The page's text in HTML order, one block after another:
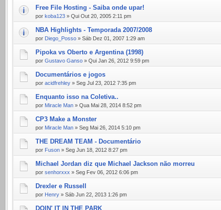
Free File Hosting - Saiba onde upar!
por koba123 » Qui Out 20, 2005 2:11 pm
NBA Highlights - Temporada 2007/2008
por Diego_Posso » Sáb Dez 01, 2007 1:29 am
Pipoka vs Oberto e Argentina (1998)
por Gustavo Ganso » Qui Jan 26, 2012 9:59 pm
Documentários e jogos
por acidfrehley » Seg Jul 23, 2012 7:35 pm
Enquanto isso na Coletiva..
por Miracle Man » Qua Mai 28, 2014 8:52 pm
CP3 Make a Monster
por Miracle Man » Seg Mai 26, 2014 5:10 pm
THE DREAM TEAM - Documentário
por Fuson » Seg Jun 18, 2012 8:27 pm
Michael Jordan diz que Michael Jackson não morreu
por senhorxxx » Seg Fev 06, 2012 6:06 pm
Drexler e Russell
por Henry » Sáb Jun 22, 2013 1:26 pm
DOIN' IT IN THE PARK